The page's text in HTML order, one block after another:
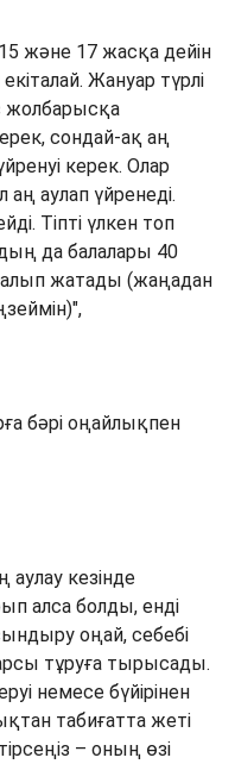
және 17 жасқа дейін
Жануар түрлі
жолбарысқа
сондай-ақ аң
керек. Олар
аулап үйренеді.
Тіпті үлкен топ
да балалары 40
жатады (жаңадан
бәрі оңайлықпен
аулау кезінде
алса болды, енді
оңай, себебі
тұруға тырысады.
немесе бүйірінен
табиғатта жеті
– оның өзі